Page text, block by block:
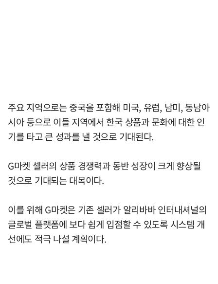
주요 지역으로는 중국을 포함해 미국, 유럽, 남미, 동남아
시아 등으로 이들 지역에서 한국 상품과 문화에 대한 인
기를 타고 큰 성과를 낼 것으로 기대된다.
G마켓 셀러의 상품 경쟁력과 동반 성장이 크게 향상될
것으로 기대되는 대목이다.
이를 위해 G마켓은 기존 셀러가 알리바바 인터내셔널의
글로벌 플랫폼에 보다 쉽게 입점할 수 있도록 시스템 개
선에도 적극 나설 계획이다.